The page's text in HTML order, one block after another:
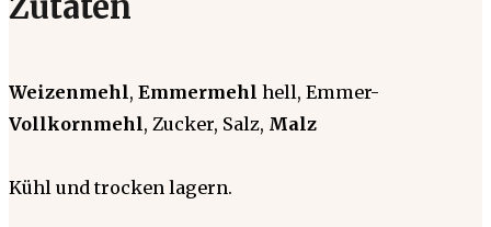
Weizenmehl, Emmermehl hell, Emmer-
Vollkornmehl, Zucker, Salz, Malz
Kühl und trocken lagern.